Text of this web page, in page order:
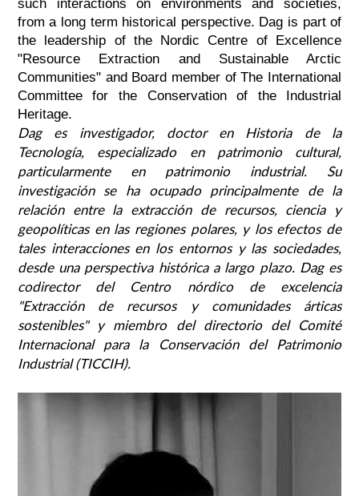
such interactions on environments and societies,
from a long term historical perspective. Dag is part of
the leadership of the Nordic Centre of Excellence
"Resource Extraction and Sustainable Arctic
Communities" and Board member of The International
Committee for the Conservation of the Industrial
Heritage.
Dag es investigador, doctor en Historia de la
Tecnología, especializado en patrimonio cultural,
particularmente en patrimonio industrial. Su
investigación se ha ocupado principalmente de la
relación entre la extracción de recursos, ciencia y
geopolíticas en las regiones polares, y los efectos de
tales interacciones en los entornos y las sociedades,
desde una perspectiva histórica a largo plazo. Dag es
codirector del Centro nórdico de excelencia
"Extracción de recursos y comunidades árticas
sostenibles" y miembro del directorio del Comité
Internacional para la Conservación del Patrimonio
Industrial (TICCIH).